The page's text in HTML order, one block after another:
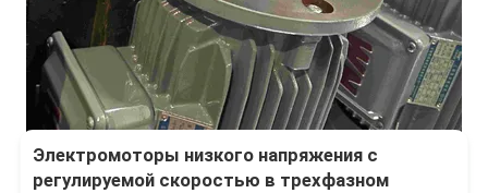
Электромоторы низкого напряжения с
регулируемой скоростью в трехфазном